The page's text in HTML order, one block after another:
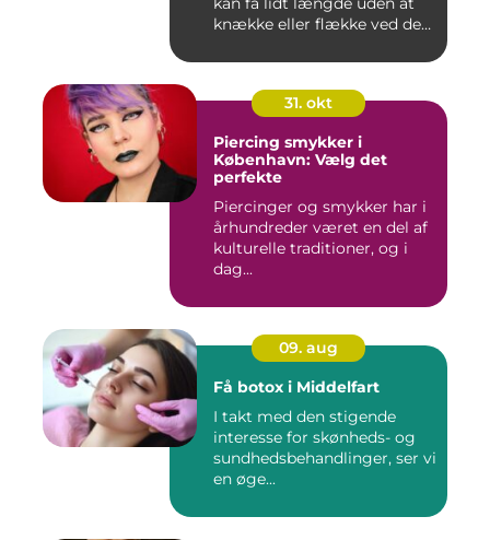
knække eller flække ved den
31. okt
Piercing smykker i
København: Vælg det
perfekte
Piercinger og smykker har i
århundreder været en del af
kulturelle traditioner, og i
dag...
09. aug
Få botox i Middelfart
I takt med den stigende
interesse for skønheds- og
sundhedsbehandlinger, ser vi
en øge...